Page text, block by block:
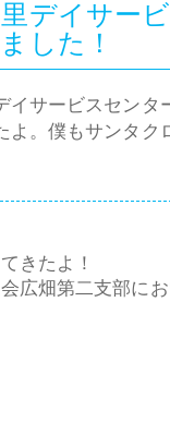
デイサー
した！
イサービスセンタ
よ。僕もサンタク
きたよ！
広畑第二支部に